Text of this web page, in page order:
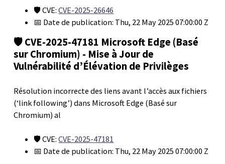
🛡️ CVE:CVE-2025-26646
📅 Date de publication: Thu, 22 May 2025 07:00:00 Z
🛡️ CVE-2025-47181 Microsoft Edge (Basé
sur Chromium) - Mise à Jour de
Vulnérabilité d’Élévation de Privilèges
Résolution incorrecte des liens avant l’accès aux fichiers
(‘link following’) dans Microsoft Edge (Basé sur
Chromium) al
🛡️ CVE:CVE-2025-47181
📅 Date de publication: Thu, 22 May 2025 07:00:00 Z